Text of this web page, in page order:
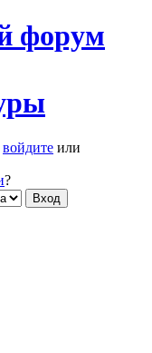
форум
войдите или
?